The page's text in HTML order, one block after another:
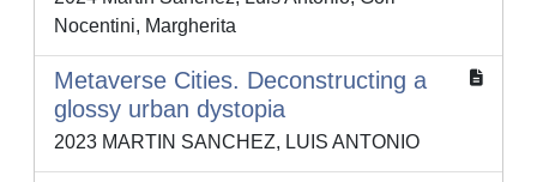
Nocentini, Margherita
Metaverse Cities. Deconstructing a
glossy urban dystopia
2023 MARTIN SANCHEZ, LUIS ANTONIO